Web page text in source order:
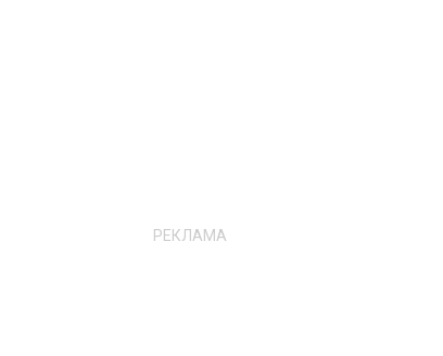
РЕКЛАМА